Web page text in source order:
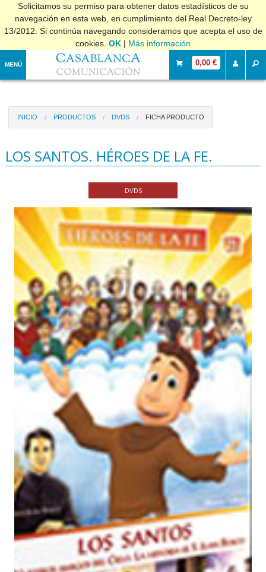
Solicitamos su permiso para obtener datos estadísticos de su
navegación en esta web, en cumplimiento del Real Decreto-ley
13/2012. Si continúa navegando consideramos que acepta el uso de
cookies. OK | Más información
MENÚ 0,00 €
INICIO PRODUCTOS DVDS FICHA PRODUCTO
LOS SANTOS. HÉROES DE LA FE.
DVDS